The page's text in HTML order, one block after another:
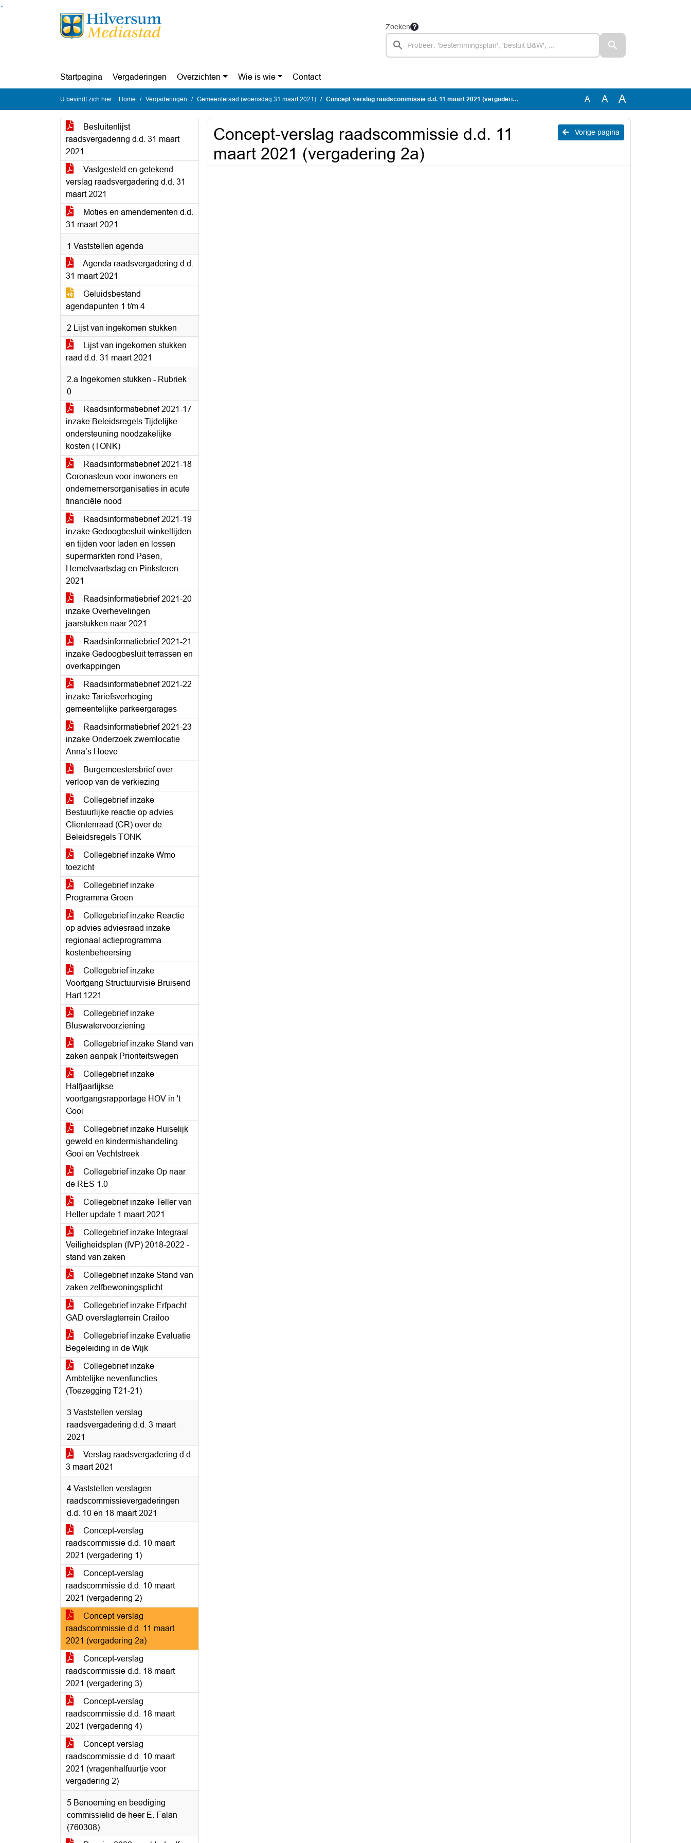
Ga naar de inhoud van deze pagina
Ga naar het zoeken
Ga naar het menu
Zoeken
Startpagina Vergaderingen Overzichten Wie is wie Contact
U bevindt zich hier: Home Vergaderingen Gemeenteraad (woensdag 31 maart 2021) Concept-verslag raadscommissie d.d. 11 maart 2021 (vergadering 2a) A A A
Besluitenlijst
raadsvergadering d.d. 31 maart
2021
Vastgesteld en getekend
verslag raadsvergadering d.d. 31
maart 2021
Moties en amendementen d.d.
31 maart 2021
1 Vaststellen agenda
Agenda raadsvergadering d.d.
31 maart 2021
Geluidsbestand
agendapunten 1 t/m 4
2 Lijst van ingekomen stukken
Lijst van ingekomen stukken
raad d.d. 31 maart 2021
2.a Ingekomen stukken - Rubriek
0
Raadsinformatiebrief 2021-17
inzake Beleidsregels Tijdelijke
ondersteuning noodzakelijke
kosten (TONK)
Raadsinformatiebrief 2021-18
Coronasteun voor inwoners en
ondernemersorganisaties in acute
financiële nood
Raadsinformatiebrief 2021-19
inzake Gedoogbesluit winkeltijden
en tijden voor laden en lossen
supermarkten rond Pasen,
Hemelvaartsdag en Pinksteren
2021
Raadsinformatiebrief 2021-20
inzake Overhevelingen
jaarstukken naar 2021
Raadsinformatiebrief 2021-21
inzake Gedoogbesluit terrassen en
overkappingen
Raadsinformatiebrief 2021-22
inzake Tariefsverhoging
gemeentelijke parkeergarages
Raadsinformatiebrief 2021-23
inzake Onderzoek zwemlocatie
Anna’s Hoeve
Burgemeestersbrief over
verloop van de verkiezing
Collegebrief inzake
Bestuurlijke reactie op advies
Cliëntenraad (CR) over de
Beleidsregels TONK
Collegebrief inzake Wmo
toezicht
Collegebrief inzake
Programma Groen
Collegebrief inzake Reactie
op advies adviesraad inzake
regionaal actieprogramma
kostenbeheersing
Collegebrief inzake
Voortgang Structuurvisie Bruisend
Hart 1221
Collegebrief inzake
Bluswatervoorziening
Collegebrief inzake Stand van
zaken aanpak Prioriteitswegen
Collegebrief inzake
Halfjaarlijkse
voortgangsrapportage HOV in 't
Gooi
Collegebrief inzake Huiselijk
geweld en kindermishandeling
Gooi en Vechtstreek
Collegebrief inzake Op naar
de RES 1.0
Collegebrief inzake Teller van
Heller update 1 maart 2021
Collegebrief inzake Integraal
Veiligheidsplan (IVP) 2018-2022 -
stand van zaken
Collegebrief inzake Stand van
zaken zelfbewoningsplicht
Collegebrief inzake Erfpacht
GAD overslagterrein Crailoo
Collegebrief inzake Evaluatie
Begeleiding in de Wijk
Collegebrief inzake
Ambtelijke nevenfuncties
(Toezegging T21-21)
3 Vaststellen verslag
raadsvergadering d.d. 3 maart
2021
Verslag raadsvergadering d.d.
3 maart 2021
4 Vaststellen verslagen
raadscommissievergaderingen
d.d. 10 en 18 maart 2021
Concept-verslag
raadscommissie d.d. 10 maart
2021 (vergadering 1)
Concept-verslag
raadscommissie d.d. 10 maart
2021 (vergadering 2)
Concept-verslag
raadscommissie d.d. 11 maart
2021 (vergadering 2a)
Concept-verslag
raadscommissie d.d. 18 maart
2021 (vergadering 3)
Concept-verslag
raadscommissie d.d. 18 maart
2021 (vergadering 4)
Concept-verslag
raadscommissie d.d. 10 maart
2021 (vragenhalfuurtje voor
vergadering 2)
5 Benoeming en beëdiging
commissielid de heer E. Falan
(760308)
Vorige pagina
Concept-verslag raadscommissie d.d. 11
maart 2021 (vergadering 2a)